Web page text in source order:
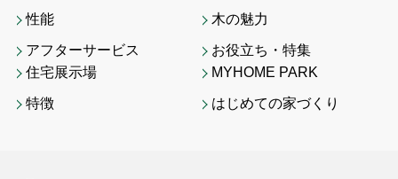
性能
アフターサービス
木の魅力
お役立ち・特集
住宅展示場
特徴
MYHOME PARK
はじめての家づくり